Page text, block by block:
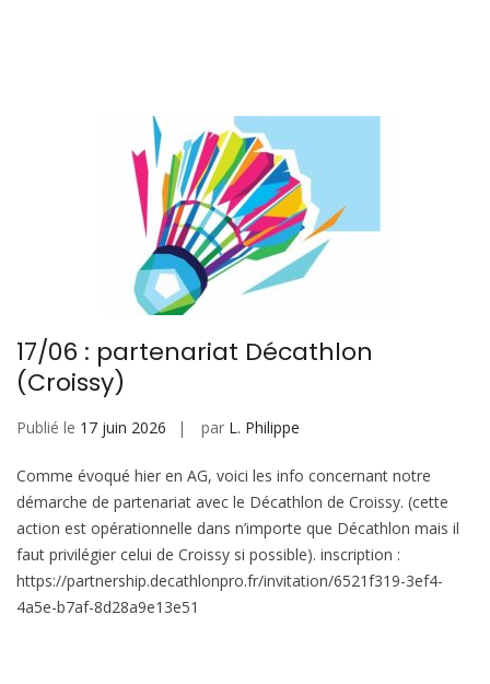
17/06 : partenariat Décathlon
(Croissy)
Publié le 17 juin 2026 par L. Philippe
Comme évoqué hier en AG, voici les info concernant notre
démarche de partenariat avec le Décathlon de Croissy. (cette
action est opérationnelle dans n’importe que Décathlon mais il
faut privilégier celui de Croissy si possible). inscription :
https://partnership.decathlonpro.fr/invitation/6521f319-3ef4-
4a5e-b7af-8d28a9e13e51